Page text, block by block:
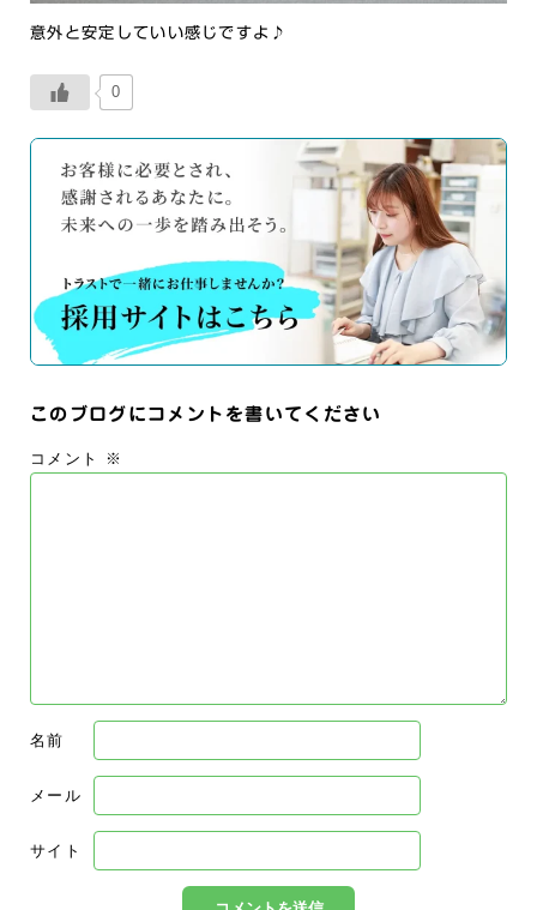
意外と安定していい感じですよ♪
0
このブログにコメントを書いてください
コメント ※
名前
メール
サイト